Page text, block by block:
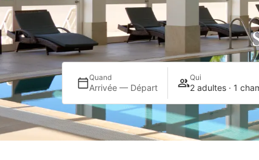
Quand
Arrivée — Départ
Qui
2 adultes · 1